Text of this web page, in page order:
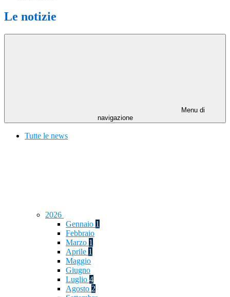
Le notizie
Menu di
navigazione
Tutte le news
2026
Gennaio 1
Febbraio
Marzo 1
Aprile 1
Maggio
Giugno
Luglio 4
Agosto 2